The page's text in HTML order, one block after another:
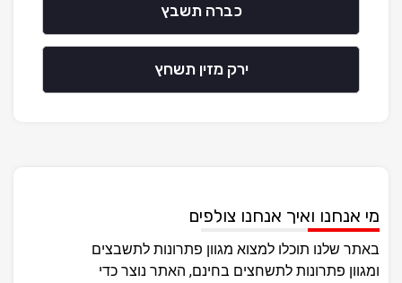
כברה תשבץ
ירק מזין תשחץ
מי אנחנו ואיך אנחנו צולפים
באתר שלנו תוכלו למצוא מגוון פתרונות לתשבצים
ומגוון פתרונות לתשחצים בחינם, האתר נוצר כדי